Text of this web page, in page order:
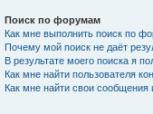
Поиск по форумам
Как мне выполнить поиск по
Почему мой поиск не даёт
В результате моего поиска я
Как мне найти пользователя
Как мне найти свои